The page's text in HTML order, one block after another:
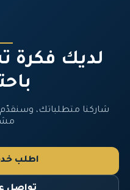
لديك فكرة
شاركنا متطلباتك،
اطلب